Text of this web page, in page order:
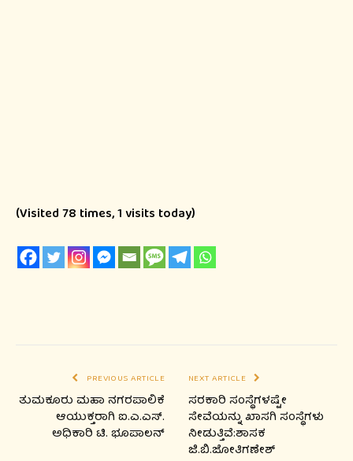
(Visited 78 times, 1 visits today)
PREVIOUS ARTICLE
ತುಮಕೂರು ಮಹಾ ನಗರಪಾಲಿಕೆ
ಆಯುಕ್ತರಾಗಿ ಐ.ಎ.ಎಸ್.
ಅಧಿಕಾರಿ ಟಿ. ಭೂಪಾಲನ್
NEXT ARTICLE
ಸರಕಾರಿ ಸಂಸ್ಥೆಗಳಷ್ಟೇ
ಸೇವೆಯನ್ನು ಖಾಸಗಿ ಸಂಸ್ಥೆಗಳು
ನೀಡುತ್ತಿವೆ:ಶಾಸಕ
ಜಿ.ಬಿ.ಜೋತಿಗಣೇಶ್